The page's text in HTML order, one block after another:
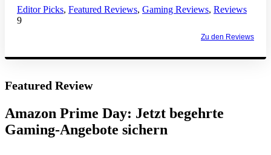
Editor Picks, Featured Reviews, Gaming Reviews, Reviews
9
Zu den Reviews
Featured Review
Amazon Prime Day: Jetzt begehrte
Gaming-Angebote sichern